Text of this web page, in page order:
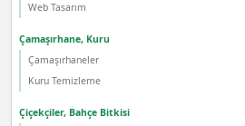
Web Tasarım
Çamaşırhane, Kuru
Çamaşırhaneler
Kuru Temizleme
Çiçekçiler, Bahçe Bitkisi